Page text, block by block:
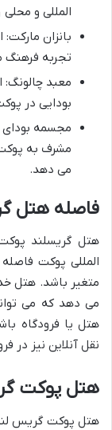
المللی و محلی
بانزان
تجربه
معبد چالونگ:
بودایی در
مجسمه بودای
مشرف به پوکت
می دهد.
فاصله هتل
المللی پوکت
متغیر باشد. هتل
می دهد که می
هتل یا فرودگاه
نقل آنلاین نیز در
هتل پوکت
هتل پوکت گریس